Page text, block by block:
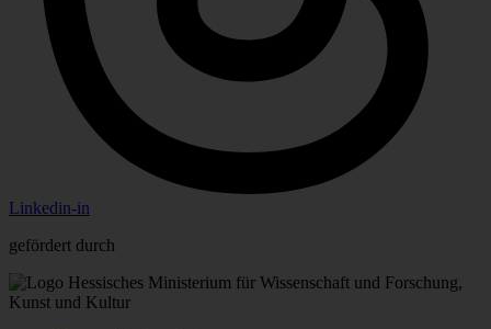
Linkedin-in
gefördert durch